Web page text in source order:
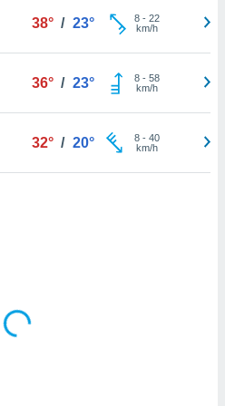
38° / 23° 8- 22
km/h
36° / 23° 8- 58
km/h
32° / 20° 8- 40
km/h